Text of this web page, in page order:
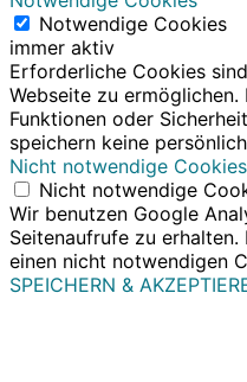
Notwendige Cookies
immer aktiv
Erforderliche Cookies
Webseite zu
Funktionen oder
speichern keine
Nicht notwendige Cookies
Nicht notwendige
Wir benutzen Google
Seitenaufrufe zu
einen nicht notwendigen
SPEICHERN &